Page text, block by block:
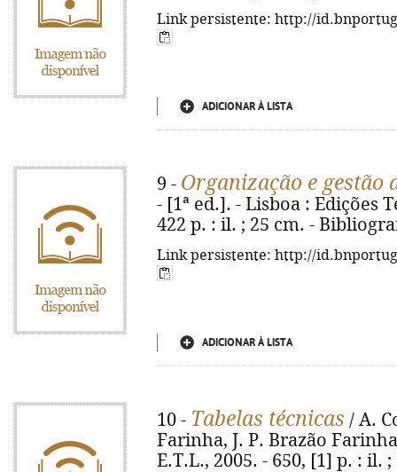
Link persistente: http://
ADICIONAR À LISTA
9 - Organização e gestão
- [1ª ed.]. - Lisboa : Edições
422 p. : il. ; 25 cm. -
Link persistente: http://
ADICIONAR À LISTA
10 - Tabelas técnicas / A.
Farinha, J. P. Brazão
E.T.L., 2005. - 650, [1] p. : il. ;